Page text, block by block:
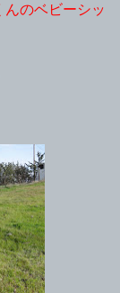
のベビーシッ